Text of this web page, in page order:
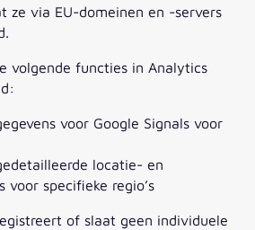
ze via EU-domeinen en -servers
volgende functies in Analytics
voor Google Signals voor
locatie- en
voor specifieke regio’s
of slaat geen individuele